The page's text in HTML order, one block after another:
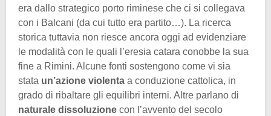
era dallo strategico porto riminese che ci si collegava
con i Balcani (da cui tutto era partito…). La ricerca
storica tuttavia non riesce ancora oggi ad evidenziare
le modalità con le quali l’eresia catara conobbe la sua
fine a Rimini. Alcune fonti sostengono come vi sia
stata un’azione violenta a conduzione cattolica, in
grado di ribaltare gli equilibri interni. Altre parlano di
naturale dissoluzione con l’avvento del secolo